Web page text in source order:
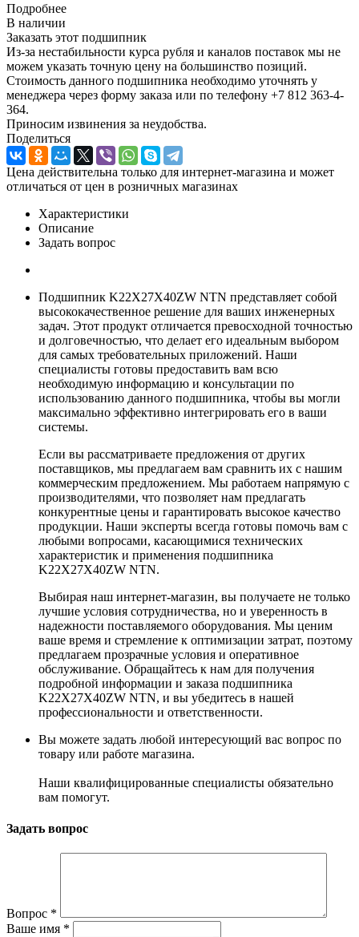
Подробнее
В наличии
Заказать этот подшипник
Из-за нестабильности курса рубля и каналов поставок мы не
можем указать точную цену на большинство позиций.
Стоимость данного подшипника необходимо уточнять у
менеджера через форму заказа или по телефону +7 812 363-4-
364.
Приносим извинения за неудобства.
Поделиться
Цена действительна только для интернет-магазина и может
отличаться от цен в розничных магазинах
Характеристики
Описание
Задать вопрос
Подшипник K22X27X40ZW NTN представляет собой
высококачественное решение для ваших инженерных
задач. Этот продукт отличается превосходной точностью
и долговечностью, что делает его идеальным выбором
для самых требовательных приложений. Наши
специалисты готовы предоставить вам всю
необходимую информацию и консультации по
использованию данного подшипника, чтобы вы могли
максимально эффективно интегрировать его в ваши
системы.
Если вы рассматриваете предложения от других
поставщиков, мы предлагаем вам сравнить их с нашим
коммерческим предложением. Мы работаем напрямую с
производителями, что позволяет нам предлагать
конкурентные цены и гарантировать высокое качество
продукции. Наши эксперты всегда готовы помочь вам с
любыми вопросами, касающимися технических
характеристик и применения подшипника
K22X27X40ZW NTN.
Выбирая наш интернет-магазин, вы получаете не только
лучшие условия сотрудничества, но и уверенность в
надежности поставляемого оборудования. Мы ценим
ваше время и стремление к оптимизации затрат, поэтому
предлагаем прозрачные условия и оперативное
обслуживание. Обращайтесь к нам для получения
подробной информации и заказа подшипника
K22X27X40ZW NTN, и вы убедитесь в нашей
профессиональности и ответственности.
Вы можете задать любой интересующий вас вопрос по
товару или работе магазина.
Наши квалифицированные специалисты обязательно
вам помогут.
Задать вопрос
Вопрос *
Ваше имя *